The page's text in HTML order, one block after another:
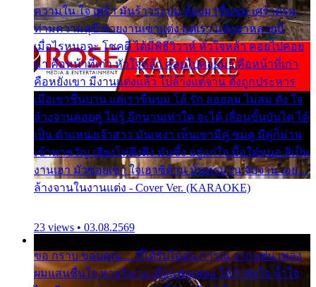
ความใน ใจ เศร้า มันร้าวระบม ต้องมาขื่นขม เศร้าตรม
ท่ามความสุขี ช่วยงานเขาแต่ง แต่เรา แล้งมาหลายปี
เมื่อไรหนอจะ โชคดี ได้มีพิธีวิวาห์ หัวใจหล้า คอยไปคอย
มา คือหน้าที่เก่า หัวใจหล้า คอยไปคอยมา คือหน้าที่เก่า
คือหยังเขา มีงานแต่งแล้ว ไปล้างแต่จาน ดั่งถูกประหาร
เมื่อเขาชื่นบาน แต่เราขื่นขม โอ้ รัก ลอยลม ไม่สม ดัง ใจ
ล้างจานคอยคู่ ไม่รู้ อีกนานเท่าใด จะได้ เลื่อนขั้นบันได ได้
เป็น ตำแหน่งเจ้าสาว มันเหงา เห็นเขามีคู่ ซมดู มีคู่ก็ม่วน
เข้าพาขวัญ เสียงโห่ตึงตึง มันซึ้ง อยู่แก่ใจ มื้อใด๋หนอ สิเป็น
งานเฮา มัวซอยเขา ใจเฮาซิด้าน มันทรมาน จับจาน เอย…
ล้างจานในงานแต่ง - Cover Ver. (KARAOKE)
23 views • 03.08.2569
ขอ กราบ ขอบคุณ.... ที่ได้รับไออุ่น การุณ จากแฟน เพลง
ผมแสนชื่นใจ หายวังเวง เมื่อแฟนเพลง ให้กำลังใจ น้ำใจ